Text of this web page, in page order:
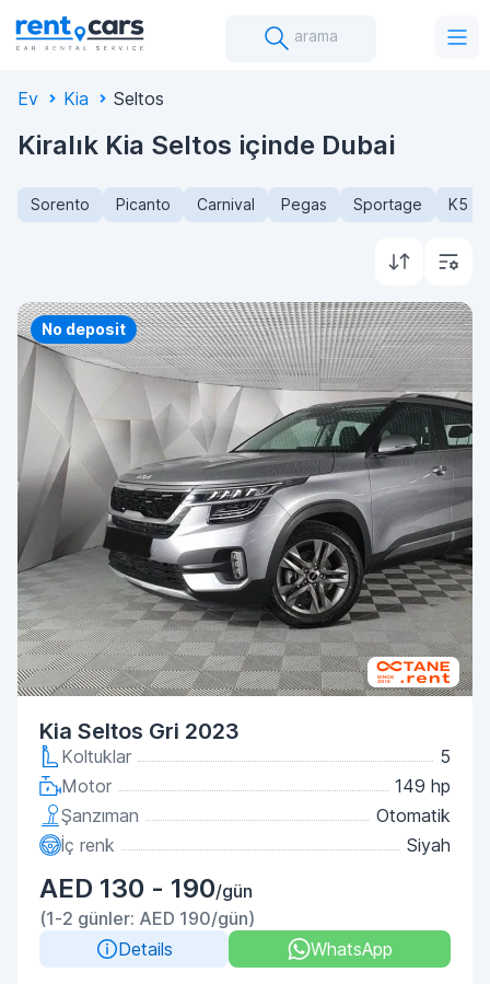
arama
Ev Kia Seltos
Kiralık Kia Seltos içinde Dubai
Sorento Picanto Carnival Pegas Sportage K5
Priority
No deposit
Kia Seltos Gri 2023
Koltuklar
5
Motor
149 hp
Şanzıman
Otomatik
İç renk
Siyah
AED 130 - 190/gün
(1-2 günler: AED 190/gün)
Details
WhatsApp